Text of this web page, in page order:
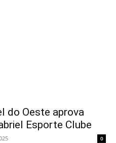
do Oeste aprova
Esporte Clube
0